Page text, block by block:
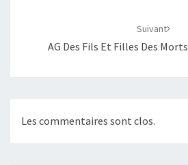
Suivant
AG Des Fils Et Filles Des
Les commentaires sont clos.